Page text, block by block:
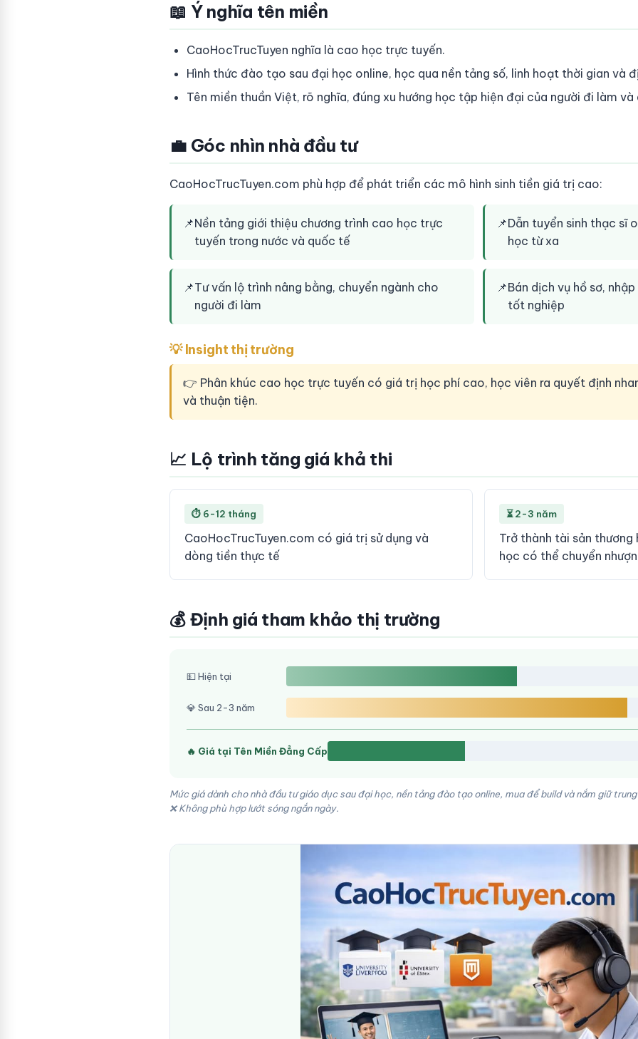
📖 Ý nghĩa tên miền
CaoHocTrucTuyen nghĩa là cao học trực tuyến.
Hình thức đào tạo sau đại học online, học qua nền tảng số, linh hoạt thời gian và
Tên miền thuần Việt, rõ nghĩa, đúng xu hướng học tập hiện đại của người đi làm và
💼 Góc nhìn nhà đầu tư
CaoHocTrucTuyen.com phù hợp để phát triển các mô hình sinh tiền giá trị cao:
📌Nền tảng giới thiệu chương trình cao học trực
tuyến trong nước và quốc tế
📌Dẫn tuyển sinh thạc sĩ
học từ xa
📌Tư vấn lộ trình nâng bằng, chuyển ngành cho
người đi làm
📌Bán dịch vụ hồ sơ,
tốt nghiệp
💡 Insight thị trường
👉 Phân khúc cao học trực tuyến có giá trị học phí cao, học viên ra quyết định
và thuận tiện.
📈 Lộ trình tăng giá khả thi
⏱ 6-12 tháng
CaoHocTrucTuyen.com có giá trị sử dụng và
dòng tiền thực tế
⏳ 2-3 năm
Trở thành tài sản
học có thể chuyển
💰 Định giá tham khảo thị trường
💵 Hiện tại
💎 Sau 2-3 năm
🔥 Giá tại Tên Miền Đẳng Cấp
Mức giá dành cho nhà đầu tư giáo dục sau đại học, nền tảng đào tạo online, mua để build và nắm giữ
❌ Không phù hợp lướt sóng ngắn ngày.